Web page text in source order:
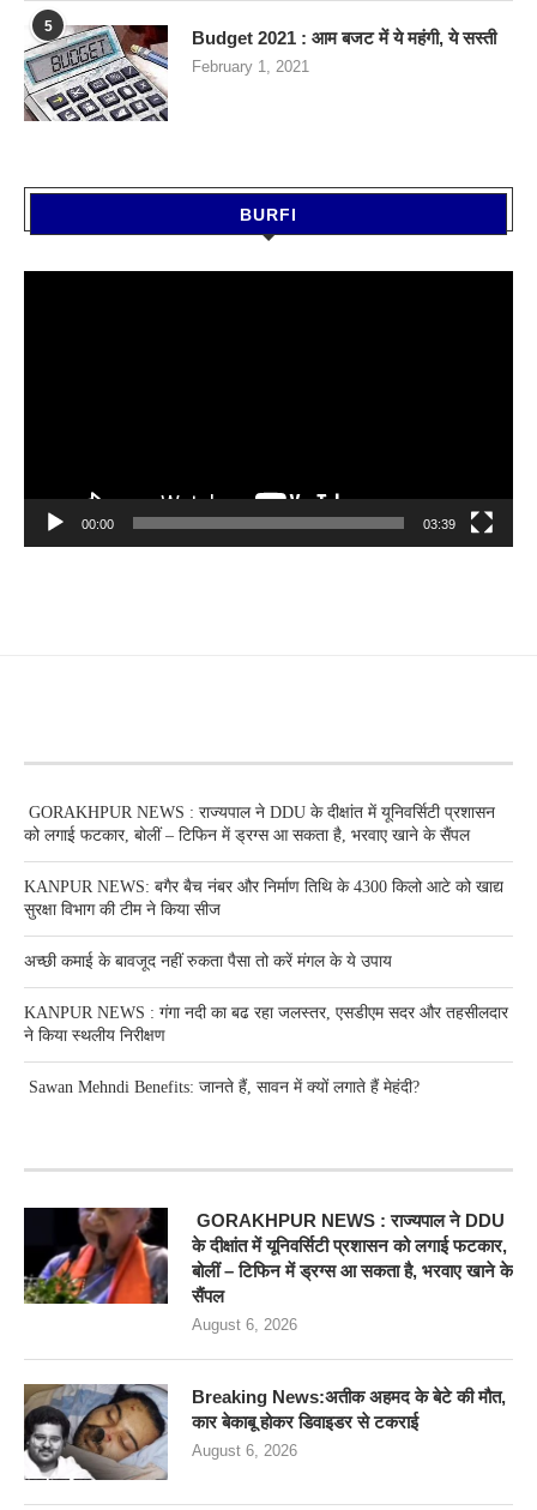
5
Budget 2021 : आम बजट में ये महंगी, ये सस्‍ती
February 1, 2021
BURFI
00:00 03:39
GORAKHPUR NEWS : राज्यपाल ने DDU के दीक्षांत में यूनिवर्सिटी प्रशासन
को लगाई फटकार, बोलीं – टिफिन में ड्रग्स आ सकता है, भरवाए खाने के सैंपल
KANPUR NEWS: बगैर बैच नंबर और निर्माण तिथि के 4300 किलो आटे को खाद्य
सुरक्षा विभाग की टीम ने किया सीज
अच्छी कमाई के बावजूद नहीं रुकता पैसा तो करें मंगल के ये उपाय
KANPUR NEWS : गंगा नदी का बढ रहा जलस्तर, एसडीएम सदर और तहसीलदार
ने किया स्थलीय निरीक्षण
Sawan Mehndi Benefits: जानते हैं, सावन में क्यों लगाते हैं मेहंदी?
GORAKHPUR NEWS : राज्यपाल ने DDU
के दीक्षांत में यूनिवर्सिटी प्रशासन को लगाई फटकार,
बोलीं – टिफिन में ड्रग्स आ सकता है, भरवाए खाने के
सैंपल
August 6, 2026
Breaking News:अतीक अहमद के बेटे की मौत,
कार बेकाबू होकर डिवाइडर से टकराई
August 6, 2026